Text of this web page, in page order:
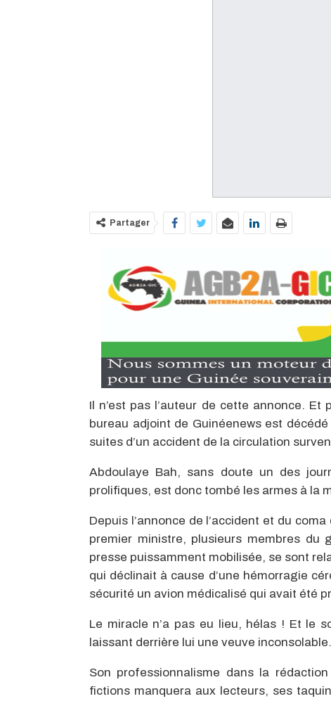
Partager
Il n’est pas l’auteur de cette annonce.
bureau adjoint de Guinéenews est
suites d’un accident de la circulation
Abdoulaye Bah, sans doute un des
prolifiques, est donc tombé les armes à la
Depuis l’annonce de l’accident et du
premier ministre, plusieurs membres du
presse puissamment mobilisée, se sont
qui déclinait à cause d’une hémorragie
sécurité un avion médicalisé qui avait été
Le miracle n’a pas eu lieu, hélas ! Et le
laissant derrière lui une veuve inconsolable.
Son professionnalisme dans la
fictions manquera aux lecteurs, ses